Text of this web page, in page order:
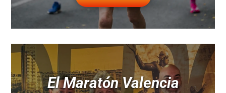
El Maratón Valencia